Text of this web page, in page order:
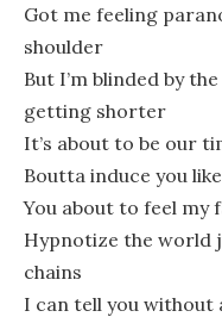
Got me feeling
shoulder
But I’m blinded by
getting shorter
It’s about to be our
Boutta induce you
You about to feel my
Hypnotize the world
chains
I can tell you without